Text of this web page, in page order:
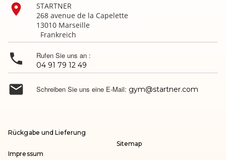

STARTNER
268 avenue de la Capelette
13010 Marseille
Frankreich
 Rufen Sie uns an :
04 91 79 12 49
 Schreiben Sie uns eine E-Mail: gym@startner.com
Rückgabe und Lieferung
Impressum
Sitemap